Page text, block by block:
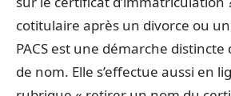
cotitulaire après un divorce ou
PACS est une démarche
de nom. Elle s’effectue aussi en